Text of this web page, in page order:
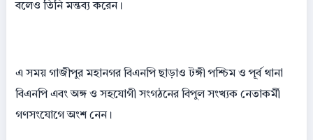
বলেও তিনি মন্তব্য করেন।
এ সময় গাজীপুর মহানগর বিএনপি ছাড়াও টঙ্গী পশ্চিম ও পূর্ব থানা
বিএনপি এবং অঙ্গ ও সহযোগী সংগঠনের বিপুল সংখ্যক নেতাকর্মী
গণসংযোগে অংশ নেন।